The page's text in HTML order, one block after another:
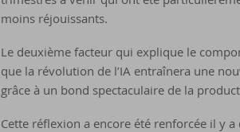
moins réjouissants.
Le deuxième facteur qui explique le
que la révolution de l’IA entraînera une
grâce à un bond spectaculaire de la
Cette réflexion a encore été renforcée il y